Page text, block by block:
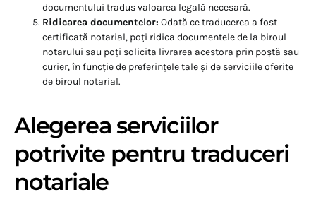
documentului tradus valoarea legală necesară.
Ridicarea documentelor: Odată ce traducerea a fost
certificată notarial, poți ridica documentele de la biroul
notarului sau poți solicita livrarea acestora prin poștă sau
curier, în funcție de preferințele tale și de serviciile oferite
de biroul notarial.
Alegerea serviciilor
potrivite pentru traduceri
notariale